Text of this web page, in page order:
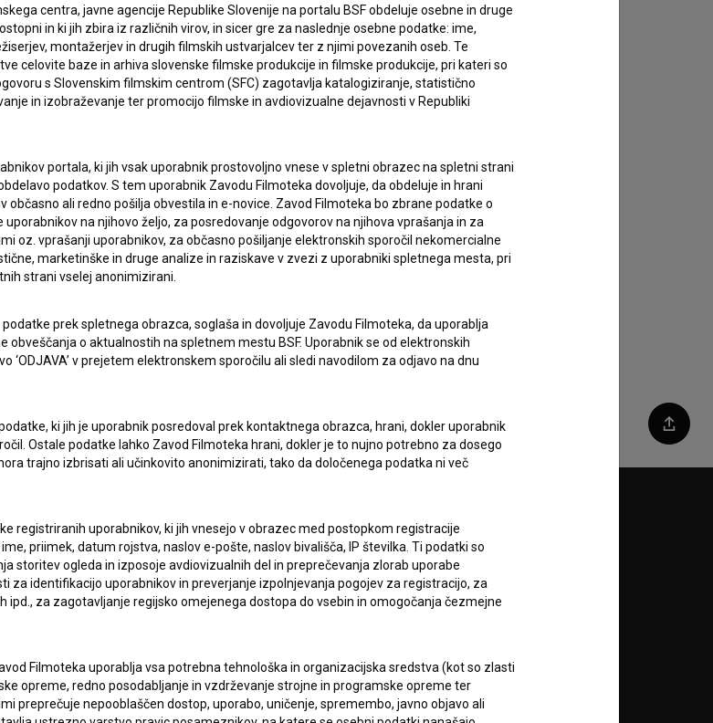
Deli
PRIJAVA
Sprejemam splošne pogoje in dajem soglasje
centra, javne agencije Republike Slovenije na portalu BSF obdeluje osebne in druge
in ki jih zbira iz različnih virov, in sicer gre za naslednje osebne podatke: ime,
montažerjev in drugih filmskih ustvarjalcev ter z njimi povezanih oseb. Te
celovite baze in arhiva slovenske filmske produkcije in filmske produkcije, pri kateri so
s Slovenskim filmskim centrom (SFC) zagotavlja katalogiziranje, statistično
in izobraževanje ter promocijo filmske in avdiovizualne dejavnosti v Republiki
portala, ki jih vsak uporabnik prostovoljno vnese v spletni obrazec na spletni strani
podatkov. S tem uporabnik Zavodu Filmoteka dovoljuje, da obdeluje in hrani
ali redno pošilja obvestila in e-novice. Zavod Filmoteka bo zbrane podatke o
na njihovo željo, za posredovanje odgovorov na njihova vprašanja in za
oz. vprašanji uporabnikov, za občasno pošiljanje elektronskih sporočil nekomercialne
marketinške in druge analize in raziskave v zvezi z uporabniki spletnega mesta, pri
strani vselej anonimizirani.
prek spletnega obrazca, soglaša in dovoljuje Zavodu Filmoteka, da uporablja
o aktualnostih na spletnem mestu BSF. Uporabnik se od elektronskih
‘ODJAVA’ v prejetem elektronskem sporočilu ali sledi navodilom za odjavo na dnu
ki jih je uporabnik posredoval prek kontaktnega obrazca, hrani, dokler uporabnik
Ostale podatke lahko Zavod Filmoteka hrani, dokler je to nujno potrebno za dosego
trajno izbrisati ali učinkovito anonimizirati, tako da določenega podatka ni več
registriranih uporabnikov, ki jih vnesejo v obrazec med postopkom registracije
priimek, datum rojstva, naslov e-pošte, naslov bivališča, IP številka. Ti podatki so
storitev ogleda in izposoje avdiovizualnih del in preprečevanja zlorab uporabe
za identifikacijo uporabnikov in preverjanje izpolnjevanja pogojev za registracijo, za
ipd., za zagotavljanje regijsko omejenega dostopa do vsebin in omogočanja čezmejne
Filmoteka uporablja vsa potrebna tehnološka in organizacijska sredstva (kot so zlasti
opreme, redno posodabljanje in vzdrževanje strojne in programske opreme ter
preprečuje nepooblaščen dostop, uporabo, uničenje, spremembo, javno objavo ali